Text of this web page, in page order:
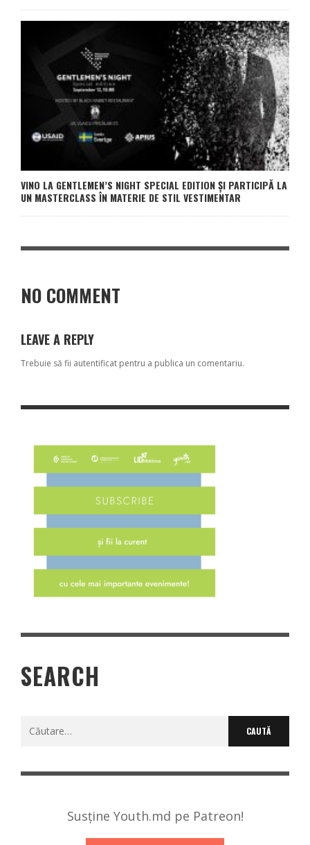
VINO LA GENTLEMEN’S NIGHT SPECIAL EDITION ȘI PARTICIPĂ LA
UN MASTERCLASS ÎN MATERIE DE STIL VESTIMENTAR
NO COMMENT
LEAVE A REPLY
Trebuie să fii autentificat pentru a publica un comentariu.
SEARCH
Susține Youth.md pe Patreon!